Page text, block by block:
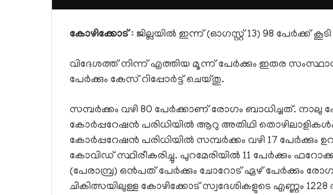
കോഴിക്കോട്: ജില്ലയില്‍ ഇന്ന് (ഓഗസ്റ്റ് 13) 98 പേര്‍ക്ക്
വിദേശത്ത് നിന്ന് എത്തിയ മൂന്ന് പേര്‍ക്കും ഇതര
പേര്‍ക്കും കേസ് റിപ്പോര്‍ട്ട് ചെയ്തു.
സമ്പര്‍ക്കം വഴി 80 പേര്‍ക്കാണ് രോഗം ബാധിച്ചത്. നാലു
കോര്‍പ്പറേഷന്‍ പരിധിയില്‍ ആറു അതിഥി
കോര്‍പ്പറേഷന്‍ പരിധിയില്‍ സമ്പര്‍ക്കം വഴി 17 പേര്‍ക്കും
കോവിഡ് സ്ഥിരീകരിച്ചു. പുറമേരിയില്‍ 11 പേര്‍ക്കും
(പേരാമ്പ്ര) ഒന്‍പത് പേര്‍ക്കും ചോറോട് ഏഴ് പേര്‍ക്കും
ചികിത്സയിലുള്ള കോഴിക്കോട് സ്വദേശികളുടെ എണ്ണം